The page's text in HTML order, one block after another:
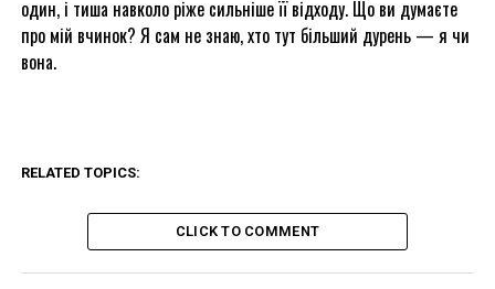
один, і тиша навколо ріже сильніше її відходу. Що ви думаєте
про мій вчинок? Я сам не знаю, хто тут більший дурень — я чи
вона.
RELATED TOPICS:
CLICK TO COMMENT